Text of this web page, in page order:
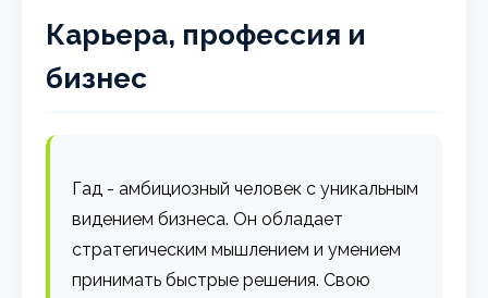
Карьера, профессия и
бизнес
Гад - амбициозный человек с уникальным
видением бизнеса. Он обладает
стратегическим мышлением и умением
принимать быстрые решения. Свою